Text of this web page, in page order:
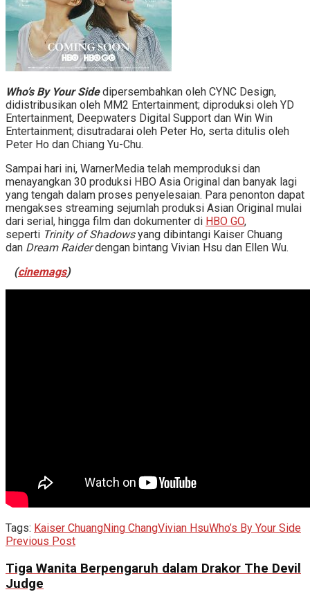
Who’s By Your Sidedipersembahkan oleh CYNC Design,
didistribusikan oleh MM2 Entertainment; diproduksi oleh YD
Entertainment, Deepwaters Digital Support dan Win Win
Entertainment; disutradarai oleh Peter Ho, serta ditulis oleh
Peter Ho dan Chiang Yu-Chu.
Sampai hari ini, WarnerMedia telah memproduksi dan
menayangkan 30 produksi HBO Asia Original dan banyak lagi
yang tengah dalam proses penyelesaian. Para penonton dapat
mengakses streaming sejumlah produksi Asian Original mulai
dari serial, hingga film dan dokumenter di HBO GO,
seperti Trinity of Shadowsyang dibintangi Kaiser Chuang
dan Dream Raiderdengan bintang Vivian Hsu dan Ellen Wu.
(cinemags)
Tags: Kaiser ChuangNing ChangVivian HsuWho’s By Your Side
Previous Post
Tiga Wanita Berpengaruh dalam Drakor The Devil
Judge